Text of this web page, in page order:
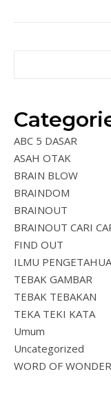
ABC 5 DASAR
ASAH OTAK
BRAIN BLOW
BRAINDOM
BRAINOUT
BRAINOUT CARI
FIND OUT
ILMU
TEBAK GAMBAR
TEBAK TEBAKAN
TEKA TEKI KATA
Umum
Uncategorized
WORD OF